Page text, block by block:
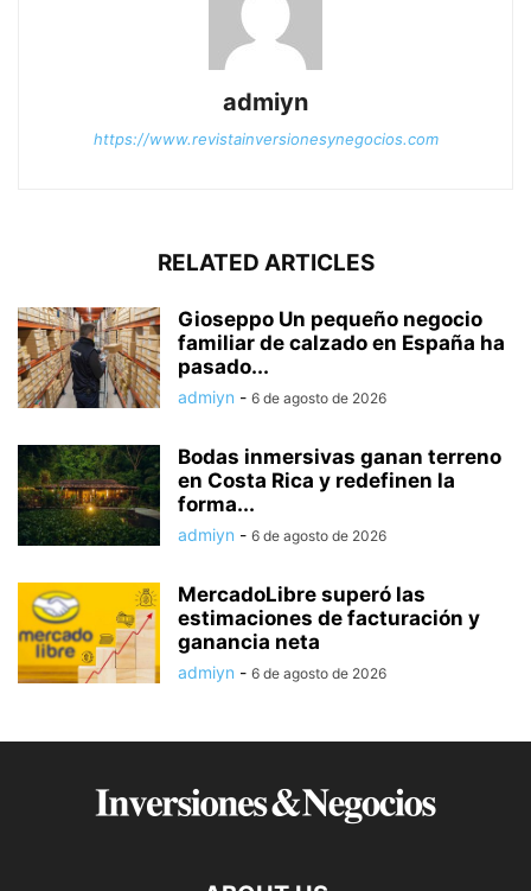
admiyn
https://www.revistainversionesynegocios.com
RELATED ARTICLES
Gioseppo Un pequeño negocio
familiar de calzado en España ha
pasado...
admiyn - 6 de agosto de 2026
Bodas inmersivas ganan terreno
en Costa Rica y redefinen la
forma...
admiyn - 6 de agosto de 2026
MercadoLibre superó las
estimaciones de facturación y
ganancia neta
admiyn - 6 de agosto de 2026